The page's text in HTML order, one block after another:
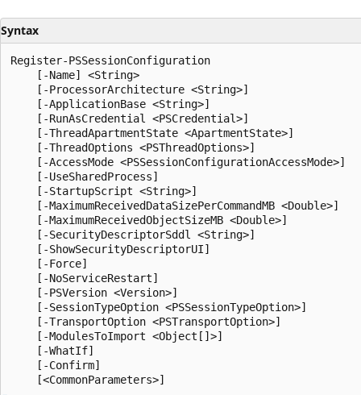
Syntax
Register-PSSessionConfiguration
    [-Name] <String>
    [-ProcessorArchitecture <String>]
    [-ApplicationBase <String>]
    [-RunAsCredential <PSCredential>]
    [-ThreadApartmentState <ApartmentState>]
    [-ThreadOptions <PSThreadOptions>]
    [-AccessMode <PSSessionConfigurationAccessMode>]
    [-UseSharedProcess]
    [-StartupScript <String>]
    [-MaximumReceivedDataSizePerCommandMB <Double>]
    [-MaximumReceivedObjectSizeMB <Double>]
    [-SecurityDescriptorSddl <String>]
    [-ShowSecurityDescriptorUI]
    [-Force]
    [-NoServiceRestart]
    [-PSVersion <Version>]
    [-SessionTypeOption <PSSessionTypeOption>]
    [-TransportOption <PSTransportOption>]
    [-ModulesToImport <Object[]>]
    [-WhatIf]
    [-Confirm]